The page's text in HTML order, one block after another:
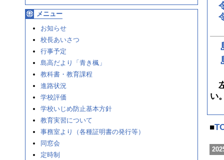
メニュー
お知らせ
校長あいさつ
行事予定
島高だより「青き楓」
教科書・教育課程
進路状況
学校評価
学校いじめ防止基本方針
教育実習について
事務室より（各種証明書の発行等）
同窓会
定時制
い
■